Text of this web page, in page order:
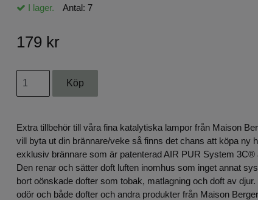
I lager. Antal: 7
179 kr
Extra tillbehör till våra fina katalytiska lampor från Maison
vill byta ut din brännare/veke så finns det chans att köpa ny
exklusiv brännare som är patenterad AIR PUR System 3C®
Den renar och sätter doft luften inomhus som inget annat
bort oönskade dofter som tobak, matlagning och doft av
odör och både dofter och andra produkter från Maison